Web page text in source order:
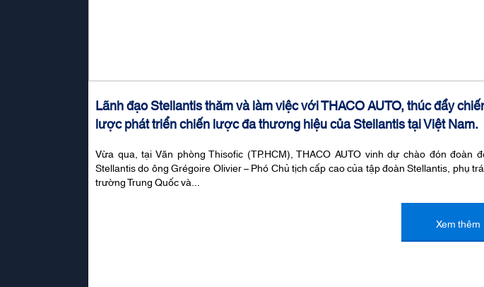
Lãnh đạo Stellantis thăm và làm việc với THACO AUTO, thúc đẩy
lược phát triển chiến lược đa thương hiệu của Stellantis tại Việt Nam.
Vừa qua, tại Văn phòng Thisofic (TP.HCM), THACO AUTO vinh dự chào đón đoàn
Stellantis do ông Grégoire Olivier – Phó Chủ tịch cấp cao của tập đoàn Stellantis, phụ
trường Trung Quốc và...
Xem thêm